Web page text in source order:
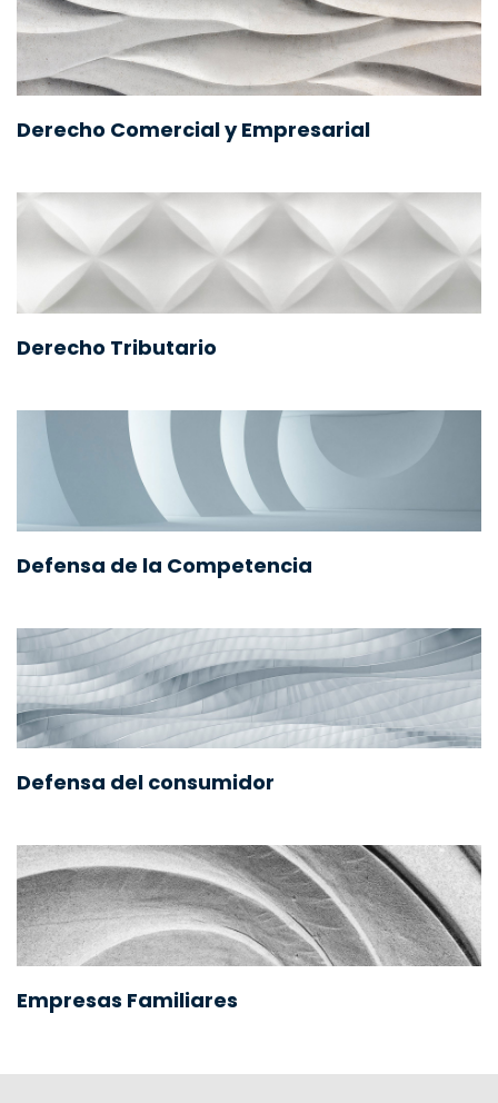
Derecho Comercial y Empresarial
Derecho Tributario
Defensa de la Competencia
Defensa del consumidor
Empresas Familiares